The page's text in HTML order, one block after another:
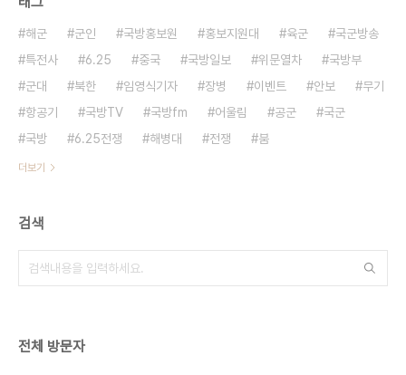
해군 군인 국방홍보원 홍보지원대 육군
국군방송
특전사
6.25 중국 국방일보 위문열차
국방부
군대
북한 임영식기자 장병 이벤트 안보
무기
항공기
국방TV 국방fm 어울림 공군
국군
국방
6.25전쟁 해병대 전쟁 붐
더보기
검색
전체 방문자